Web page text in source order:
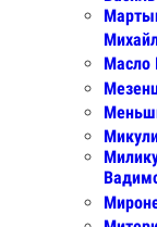
Масло